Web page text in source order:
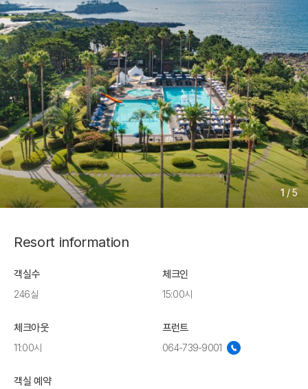
1 /5
Resort information
객실수
246실
체크인
15:00시
체크아웃
11:00시
프런트
064-739-9001
객실 예약